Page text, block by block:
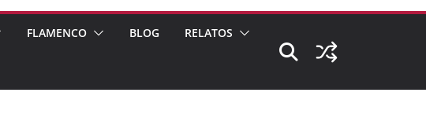
FLAMENCO BLOG RELATOS